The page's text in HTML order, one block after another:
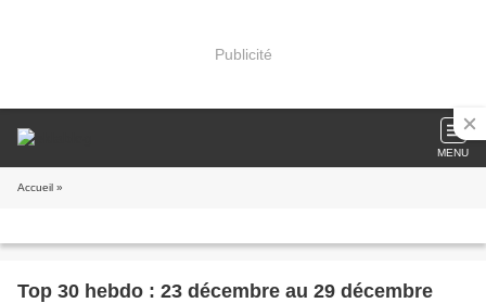
Publicité
MENU
Accueil »
Top 30 hebdo : 23 décembre au 29 décembre